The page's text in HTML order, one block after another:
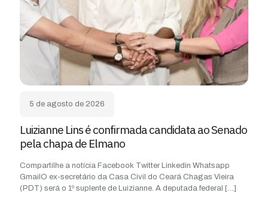
5 de agosto de 2026
Luizianne Lins é confirmada candidata ao Senado
pela chapa de Elmano
Compartilhe a notícia Facebook Twitter Linkedin Whatsapp
GmailO ex-secretário da Casa Civil do Ceará Chagas Vieira
(PDT) será o 1º suplente de Luizianne. A deputada federal […]